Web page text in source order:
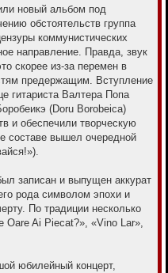
новый альбом под
обстоятельств группа
коммунистических
направление. Правда, звук
скорее из-за перемен в
предержащим. Вступление
гитариста Валтера Попа
(Doru Borobeica)
и обеспечили творческую
составе вышел очередной
записан и выпущен аккурат
рода символом эпохи и
По традиции несколько
Oare Ai Piecat?», «Vino Lar»,
юбилейный концерт,